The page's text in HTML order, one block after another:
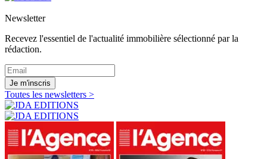
Newsletter
Recevez l'essentiel de l'actualité immobilière sélectionné par la
rédaction.
Je m'inscris
Toutes les newsletters >